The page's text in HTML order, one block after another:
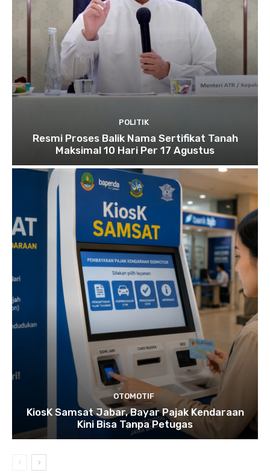
POLITIK
Resmi Proses Balik Nama Sertifikat Tanah
Maksimal 10 Hari Per 17 Agustus
OTOMOTIF
KiosK Samsat Jabar, Bayar Pajak Kendaraan
Kini Bisa Tanpa Petugas